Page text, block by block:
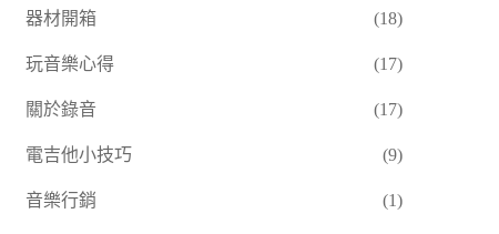
器材開箱 (18)
玩音樂心得 (17)
關於錄音 (17)
電吉他小技巧 (9)
音樂行銷 (1)